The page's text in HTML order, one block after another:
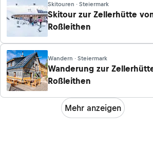
Skitouren · Steiermark
Skitour zur Zellerhütte
Roßleithen
Wandern · Steiermark
Wanderung zur
Roßleithen
Mehr anzeigen